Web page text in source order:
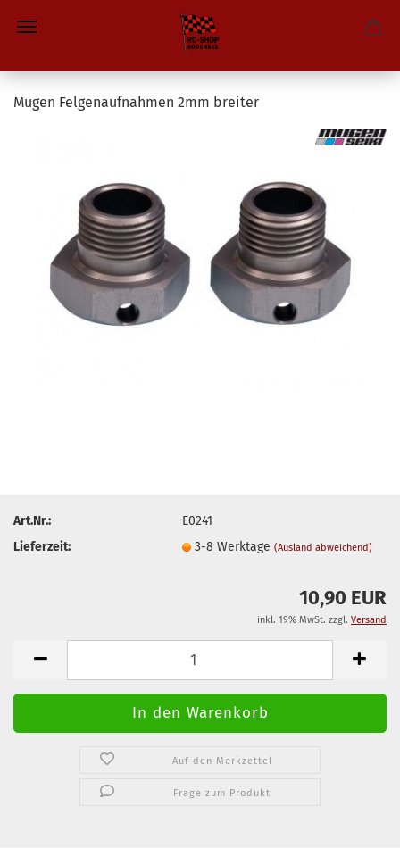
Mugen Felgenaufnahmen 2mm breiter
Art.Nr.:
E0241
Lieferzeit:
3-8 Werktage(Ausland abweichend)
10,90 EUR
inkl. 19% MwSt. zzgl. Versand
Auf den Merkzettel
Frage zum Produkt